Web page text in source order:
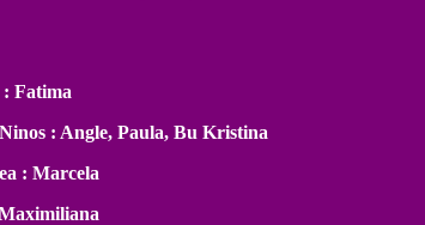
Fatima
: Angle, Paula, Bu Kristina
: Marcela